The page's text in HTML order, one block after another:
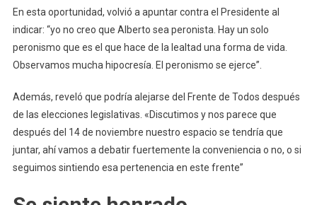
En esta oportunidad, volvió a apuntar contra el Presidente al
indicar: “yo no creo que Alberto sea peronista. Hay un solo
peronismo que es el que hace de la lealtad una forma de vida.
Observamos mucha hipocresía. El peronismo se ejerce”.
Además, reveló que podría alejarse del Frente de Todos después
de las elecciones legislativas. «Discutimos y nos parece que
después del 14 de noviembre nuestro espacio se tendría que
juntar, ahí vamos a debatir fuertemente la conveniencia o no, o si
seguimos sintiendo esa pertenencia en este frente”